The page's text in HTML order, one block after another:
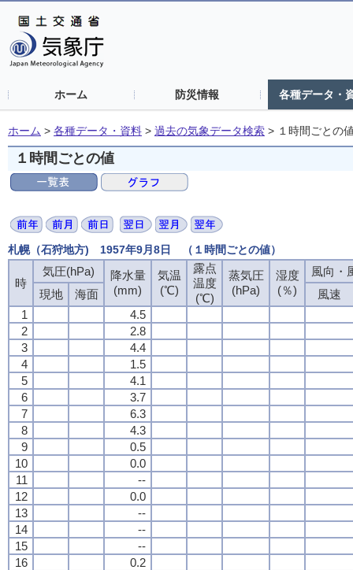
ホーム 防災情報 各種データ・
ホーム > 各種データ・資料 > 過去の気象データ検索 > １時間ごとの
１時間ごとの値
札幌（石狩地方) 1957年9月8日 （１時間ごとの値）
時
気圧(hPa)
降水量
(mm)
気温
(℃)
露点
温度
(℃)
蒸気圧
(hPa)
湿度
(％)
風向・
現地
海面
風速
1
4.5
2
2.8
3
4.4
4
1.5
5
4.1
6
3.7
7
6.3
8
4.3
9
0.5
10
0.0
11
--
12
0.0
13
--
14
--
15
--
16
0.2